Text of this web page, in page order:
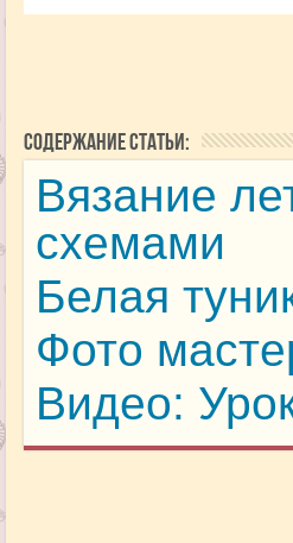
Содержание статьи:
Вязание
схемами
Белая
Фото
Видео: